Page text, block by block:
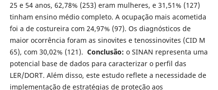
25 e 54 anos, 62,78% (253) eram mulheres, e 31,51% (127)
tinham ensino médio completo. A ocupação mais acometida
foi a de costureira com 24,97% (97). Os diagnósticos de
maior ocorrência foram as sinovites e tenossinovites (CID M
65), com 30,02% (121). Conclusão: o SINAN representa uma
potencial base de dados para caracterizar o perfil das
LER/DORT. Além disso, este estudo reflete a necessidade de
implementação de estratégias de proteção aos